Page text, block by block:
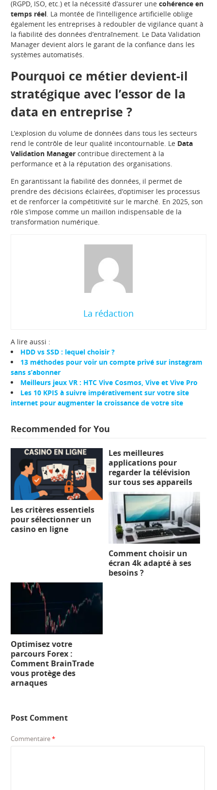
(RGPD, ISO, etc.) et la nécessité d’assurer unecohérence en
temps réel . La montée de l’intelligence artificielle oblige
également les entreprises à redoubler de vigilance quant à
la fiabilité des données d’entraînement. Le Data Validation
Manager devient alors le garant de la confiance dans les
systèmes automatisés.
Pourquoi ce métier devient-il
stratégique avec l’essor de la
data en entreprise ?
L’explosion du volume de données dans tous les secteurs
rend le contrôle de leur qualité incontournable. Le Data
Validation Manager contribue directement à la
performance et à la réputation des organisations.
En garantissant la fiabilité des données, il permet de
prendre des décisions éclairées, d’optimiser les processus
et de renforcer la compétitivité sur le marché. En 2025, son
rôle s’impose comme un maillon indispensable de la
transformation numérique.
La rédaction
A lire aussi :
HDD vs SSD : lequel choisir ?
13 méthodes pour voir un compte privé sur instagram
sans s’abonner
Meilleurs jeux VR : HTC Vive Cosmos, Vive et Vive Pro
Les 10 KPIS à suivre impérativement sur votre site
internet pour augmenter la croissance de votre site
Recommended for You
Les critères essentiels
pour sélectionner un
casino en ligne
Les meilleures
applications pour
regarder la télévision
sur tous ses appareils
Comment choisir un
écran 4k adapté à ses
besoins ?
Optimisez votre
parcours Forex :
Comment BrainTrade
vous protège des
arnaques
Post Comment
Commentaire*